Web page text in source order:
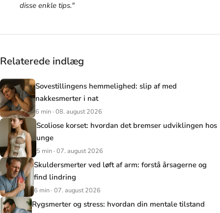
disse enkle tips."
Relaterede indlæg
Sovestillingens hemmelighed: slip af med
nakkesmerter i nat
6 min · 08. august 2026
Scoliose korset: hvordan det bremser udviklingen hos
unge
5 min · 07. august 2026
Skuldersmerter ved løft af arm: forstå årsagerne og
find lindring
6 min · 07. august 2026
Rygsmerter og stress: hvordan din mentale tilstand